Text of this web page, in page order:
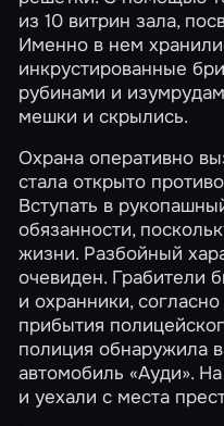
из 10 витрин зала,
Именно в нем
инкрустированные
рубинами и
мешки и скрылись.
Охрана оперативно
стала открыто
Вступать в
обязанности,
жизни. Разбойный
очевиден. Грабители
и охранники,
прибытия
полиция обнаружила
автомобиль «Ауди».
и уехали с места